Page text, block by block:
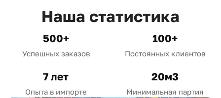
Наша статистика
500+
Успешных заказов
100+
Постоянных клиентов
7 лет
Опыта в импорте
20м3
Минимальная партия